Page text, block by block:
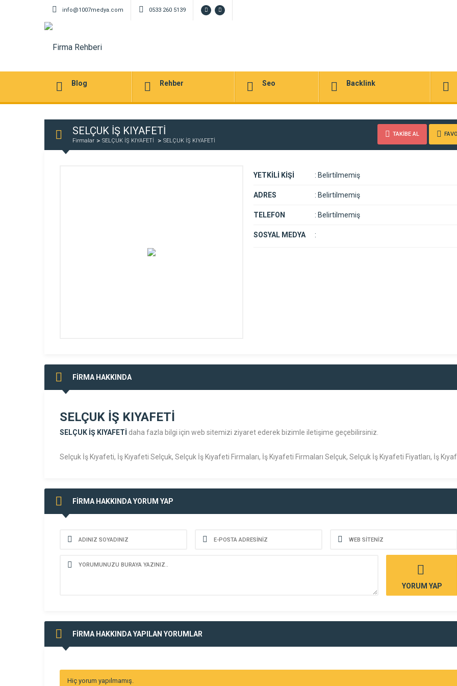
info@1007medya.com 0533 260 5139
Blog Rehber Seo Backlink
SELÇUK İŞ KIYAFETİ
Firmalar SELÇUK İŞ KIYAFETİ SELÇUK İŞ KIYAFETİ
TAKİBE AL
YETKİLİ KİŞİ : Belirtilmemiş
ADRES : Belirtilmemiş
TELEFON : Belirtilmemiş
SOSYAL MEDYA :
FİRMA HAKKINDA
SELÇUK İŞ KIYAFETİ
SELÇUK İŞ KIYAFETİ daha fazla bilgi için web sitemizi ziyaret ederek bizimle iletişime geçebilirsiniz.
Selçuk İş Kıyafeti, İş Kıyafeti Selçuk, Selçuk İş Kıyafeti Firmaları, İş Kıyafeti Firmaları Selçuk, Selçuk İş Kıyafeti Fiyatları, İş
FİRMA HAKKINDA YORUM YAP
YORUM YAP
FİRMA HAKKINDA YAPILAN YORUMLAR
Hiç yorum yapılmamış.